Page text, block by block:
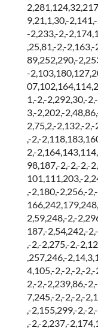
9,21,1,30,-
-2,233,-2,-
,25,81,-2,-
89,252,290,-
-
1,-2,-2,292,30,-
3,-2,202,-
2,75,2,-2,132,-
,-2,-
2,-
98,187,-2,-2,-2,-
101,111,203,-
,-2,180,-2,256,-
2,59,248,-2,-
187,-2,54,242,-
,-2,-2,275,-2,-
,257,246,-
4,105,-2,-2,-2,-
2,-2,-2,239,86,-
7,245,-2,-2,-2,-
,-2,155,299,-2,-
,-2,-2,237,-